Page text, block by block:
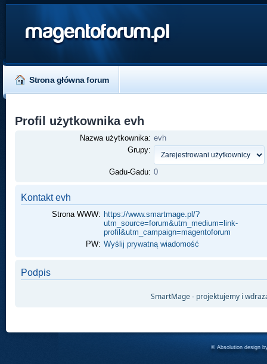
magentoforum.pl
Strona główna forum
Profil użytkownika evh
Nazwa użytkownika: evh
Grupy:
Gadu-Gadu: 0
Kontakt evh
Strona WWW: https://www.smartmage.pl/?
utm_source=forum&utm_medium=link-
profil&utm_campaign=magentoforum
PW: Wyślij prywatną wiadomość
Podpis
SmartMage - projektujemy i
© Absolution design